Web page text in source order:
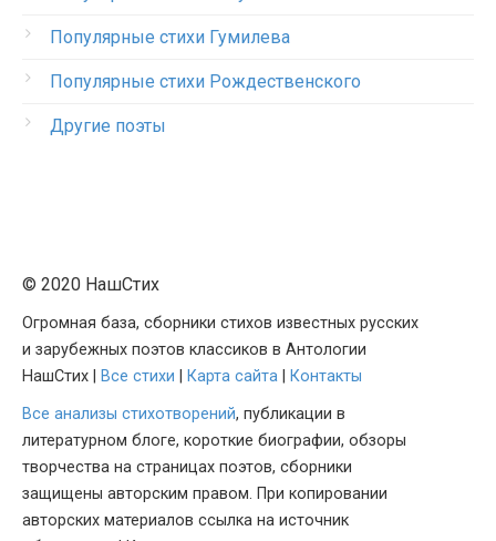
Популярные стихи Гумилева
Популярные стихи Рождественского
Другие поэты
© 2020 НашСтих
Огромная база, сборники стихов известных русских
и зарубежных поэтов классиков в Антологии
НашСтих |
Все стихи Карта сайта
Контакты
Все анализы стихотворений, публикации в
литературном блоге, короткие биографии, обзоры
творчества на страницах поэтов, сборники
защищены авторским правом. При копировании
авторских материалов ссылка на источник